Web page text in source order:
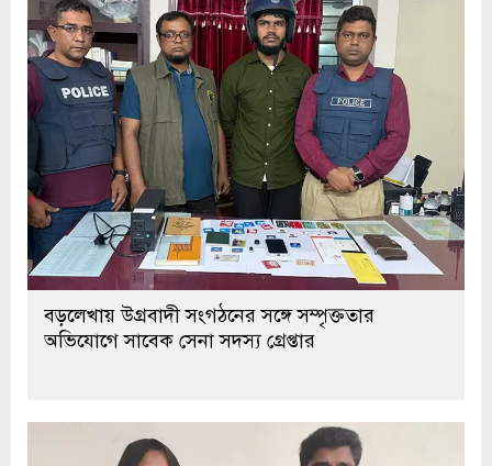
বড়লেখায় উগ্রবাদী সংগঠনের সঙ্গে সম্পৃক্ততার
অভিযোগে সাবেক সেনা সদস্য গ্রেপ্তার